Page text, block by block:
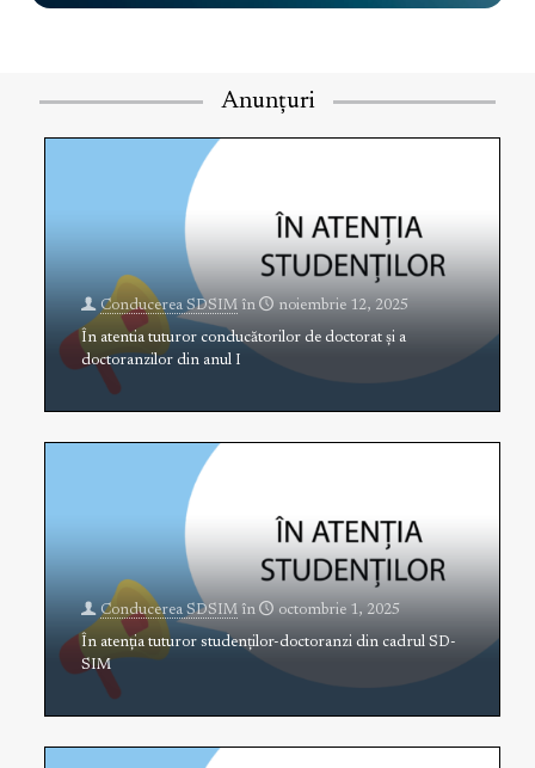
Anunțuri
Conducerea SDSIM în noiembrie 12, 2025
În atentia tuturor conducătorilor de doctorat și a
doctoranzilor din anul I
Conducerea SDSIM în octombrie 1, 2025
În atenția tuturor studenților-doctoranzi din cadrul SD-
SIM